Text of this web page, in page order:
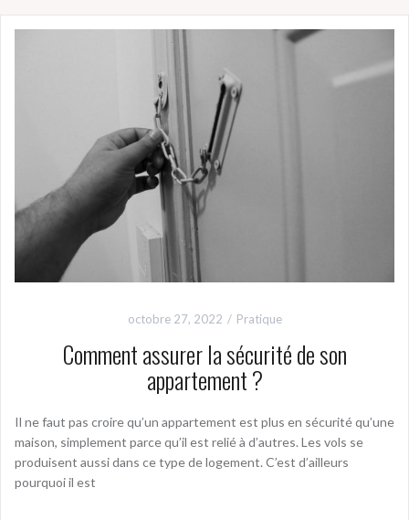
octobre 27, 2022 Pratique
Comment assurer la sécurité de son
appartement ?
Il ne faut pas croire qu’un appartement est plus en sécurité qu’une
maison, simplement parce qu’il est relié à d’autres. Les vols se
produisent aussi dans ce type de logement. C’est d’ailleurs
pourquoi il est